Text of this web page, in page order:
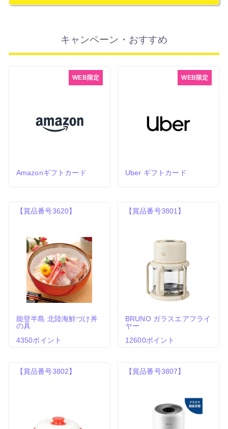
キャンペーン・おすすめ
WEB限定
Amazonギフトカード
WEB限定
Uber ギフトカード
【賞品番号3620】
能登半島 北陸海鮮づけ丼
の具
4350ポイント
【賞品番号3801】
BRUNO ガラスエアフライ
ヤー
12600ポイント
【賞品番号3802】 【賞品番号3807】